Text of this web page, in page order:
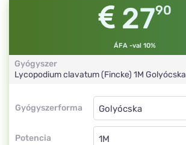
2790
ÁFA -val 10%
Gyógyszer
Lycopodium clavatum (Fincke) 1M Golyócska
Gyógyszerforma
Gyógyszerforma
Potencia
Golyócska
1M